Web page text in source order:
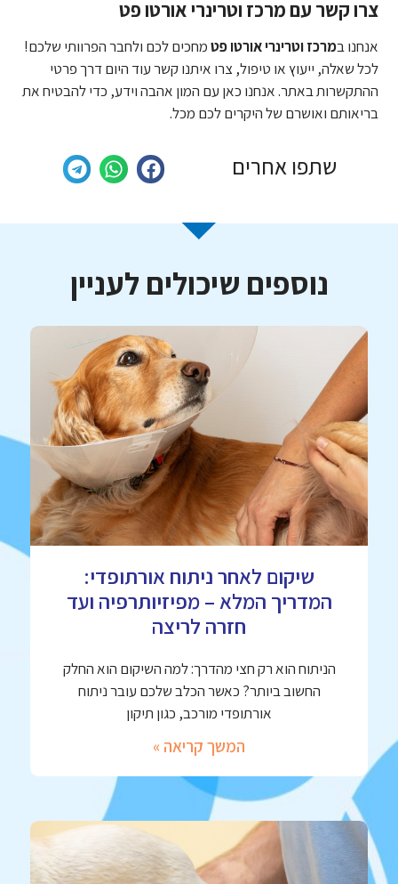
צרו קשר עם מרכז וטרינרי אורטו פט
אנחנו במרכז וטרינרי אורטו פטמחכים לכם ולחבר הפרוותי שלכם!
לכל שאלה, ייעוץ או טיפול, צרו איתנו קשר עוד היום דרך פרטי
ההתקשרות באתר. אנחנו כאן עם המון אהבה וידע, כדי להבטיח את
בריאותם ואושרם של היקרים לכם מכל.
שתפו אחרים
נוספים שיכולים לעניין
שיקום לאחר ניתוח אורתופדי:
המדריך המלא – מפיזיותרפיה ועד
חזרה לריצה
הניתוח הוא רק חצי מהדרך: למה השיקום הוא החלק
החשוב ביותר? כאשר הכלב שלכם עובר ניתוח
אורתופדי מורכב, כגון תיקון
המשך קריאה »